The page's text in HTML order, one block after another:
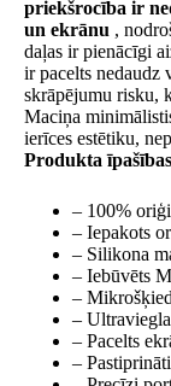
priekšrocība ir
un ekrānu ,
daļas ir pienācīgi
ir pacelts nedaudz
skrāpējumu risku,
Maciņa
ierīces estētiku,
Produkta
– 100%
– Iepakots
– Silikona
– Iebūvēts
–
–
– Pacelts
–